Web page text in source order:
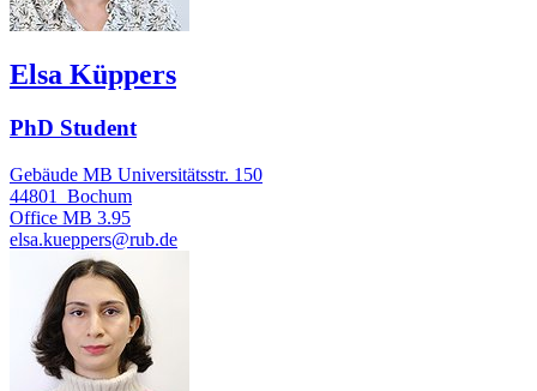
Elsa Küppers
PhD Student
Gebäude MB Universitätsstr. 150
44801
Bochum
Office MB 3.95
elsa.kueppers@rub.de